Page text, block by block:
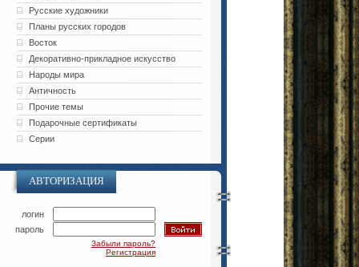
Русские художники
Планы русских городов
Восток
Декоративно-прикладное искусство
Народы мира
Античность
Прочие темы
Подарочные сертификаты
Серии
АВТОРИЗАЦИЯ
логин
пароль
Забыли пароль?
Регистрация